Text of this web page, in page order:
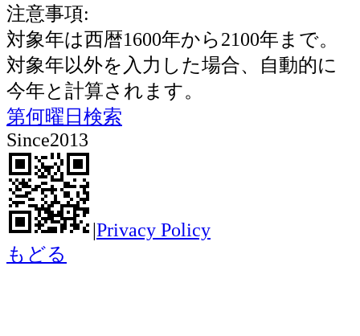
注意事項:
対象年は西暦1600年から2100年まで。
対象年以外を入力した場合、自動的に
今年と計算されます。
第何曜日検索
Since2013
|Privacy Policy
もどる